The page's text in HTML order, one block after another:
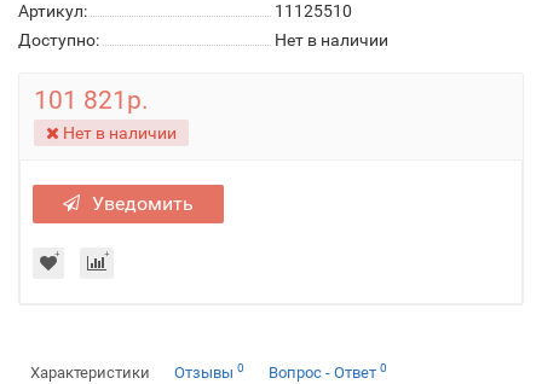
Артикул:
11125510
Доступно:
Нет в наличии
101 821р.
Нет в наличии
Уведомить
Характеристики Отзывы 0 Вопрос - Ответ 0